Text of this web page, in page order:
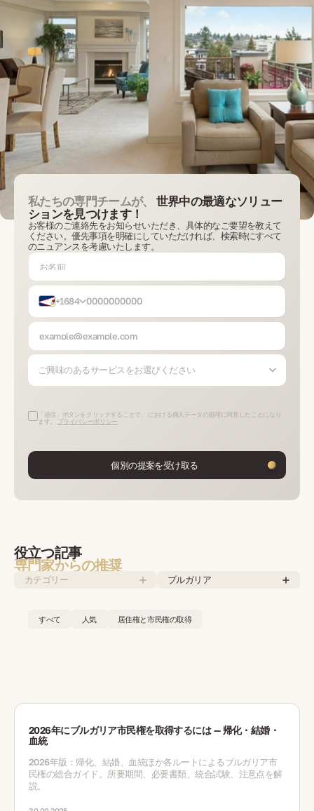
私たちの専門チームが、
世界中の最適なソリュー
ションを見つけます！
お客様のご連絡先をお知らせいただき、具体的なご要望を教えて
ください。優先事項を明確にしていただければ、検索時にすべて
のニュアンスを考慮いたします。
+1684
ご興味のあるサービスをお選びください
「送信」ボタンをクリックすることで、 における個人データの処理に同意したことになり
ます。
プライバシーポリシー
個別の提案を受け取る
役立つ記事
専門家からの推奨
カテゴリー ブルガリア
すべて 人気 居住権と市民権の取得
2026年にブルガリア市民権を取得するには — 帰化・結婚・
血統
2026年版：帰化、結婚、血統ほか各ルートによるブルガリア市
民権の総合ガイド。所要期間、必要書類、統合試験、注意点を解
説。